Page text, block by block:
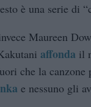
è una serie di
Maureen
affonda il
che la
e nessuno gli